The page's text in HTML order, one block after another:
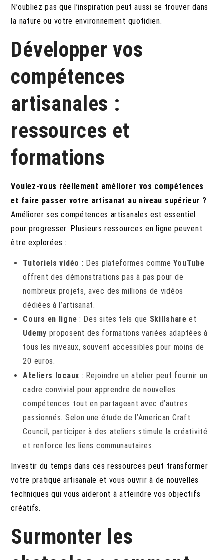
N’oubliez pas que l’inspiration peut aussi se trouver dans
la nature ou votre environnement quotidien.
Développer vos
compétences
artisanales :
ressources et
formations
Voulez-vous réellement améliorer vos compétences
et faire passer votre artisanat au niveau supérieur ?
Améliorer ses compétences artisanales est essentiel
pour progresser. Plusieurs ressources en ligne peuvent
être explorées :
Tutoriels vidéo : Des plateformes commeYouTube
offrent des démonstrations pas à pas pour de
nombreux projets, avec des millions de vidéos
dédiées à l’artisanat.
Cours en ligne : Des sites tels que Skillshare et
Udemy proposent des formations variées adaptées à
tous les niveaux, souvent accessibles pour moins de
20 euros.
Ateliers locaux : Rejoindre un atelier peut fournir un
cadre convivial pour apprendre de nouvelles
compétences tout en partageant avec d’autres
passionnés. Selon une étude de l’American Craft
Council, participer à des ateliers stimule la créativité
et renforce les liens communautaires.
Investir du temps dans ces ressources peut transformer
votre pratique artisanale et vous ouvrir à de nouvelles
techniques qui vous aideront à atteindre vos objectifs
créatifs.
Surmonter les